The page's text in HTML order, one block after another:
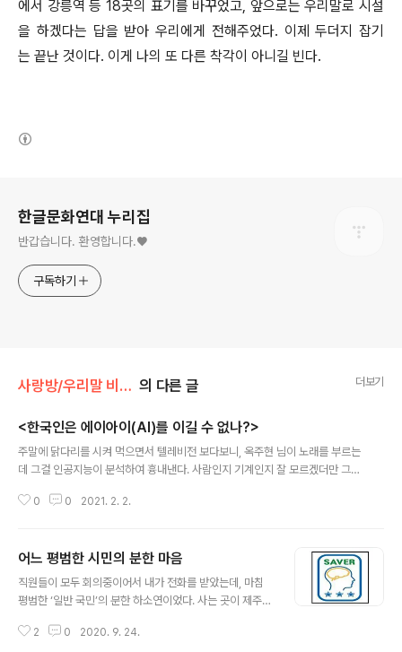
에서 강릉역 등 18곳의 표기를 바꾸었고, 앞으로는 우리말로 시설
을 하겠다는 답을 받아 우리에게 전해주었다. 이제 두더지 잡기
는 끝난 것이다. 이게 나의 또 다른 착각이 아니길 빈다.
한글문화연대 누리집
반갑습니다. 환영합니다.♥
구독하기
사랑방/우리말 비빔밥(이건범) 의 다른 글 더보기
<한국인은 에이아이(AI)를 이길 수 없나?>
주말에 닭다리를 시켜 먹으면서 텔레비전 보다보니, 옥주현 님이 노래를 부르는
데 그걸 인공지능이 분석하여 흉내낸다. 사람인지 기계인지 잘 모르겠더만 그게
으로 행동할 수 있는지 출연자들이 에이아이 에이아이 하면서 연방 감탄이다.
사람처럼 배워 노래하게 만드는 인공지능이라고 말씀드렸는데, 출연자나 진행
자나 내가 듣는 동안에는 모두 에이아이라고만 해댄다. 좀 씁쓸했다. 평소 한글
문화연대에서 ‘에이아이(AI)’ 대신 ‘인공지능’으로 쓰자고 그렇게 애쓰며 알리건
0 0 2021. 2. 2.
어느 평범한 시민의 분한 마음
직원들이 모두 회의중이어서 내가 전화를 받았는데, 마침
평범한 ‘일반 국민’의 분한 하소연이었다. 사는 곳이 제주도
원에게 주는 상이 ‘하트 세이버’라는 거였다. 그것도 한글로
2 0 2020. 9. 24.